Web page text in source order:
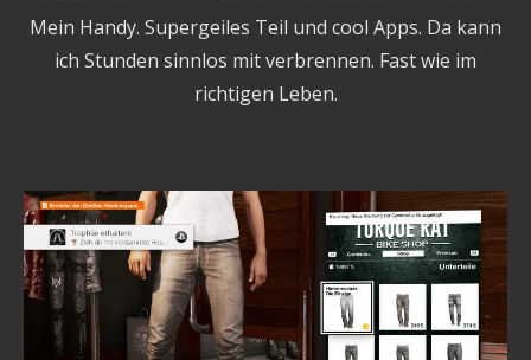
Mein Handy. Supergeiles Teil und cool Apps. Da kann
ich Stunden sinnlos mit verbrennen. Fast wie im
richtigen Leben.